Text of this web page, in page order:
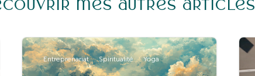
mes autres articles
Entreprenariat Spiritualité Yoga